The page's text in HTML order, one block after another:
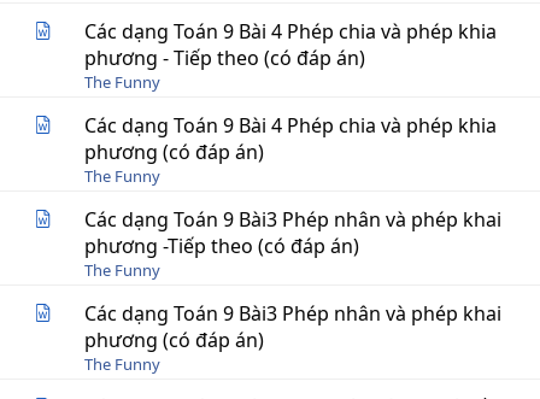
Các dạng Toán 9 Bài 4 Phép chia và phép khia
phương - Tiếp theo (có đáp án)
The Funny
Các dạng Toán 9 Bài 4 Phép chia và phép khia
phương (có đáp án)
The Funny
Các dạng Toán 9 Bài3 Phép nhân và phép khai
phương -Tiếp theo (có đáp án)
The Funny
Các dạng Toán 9 Bài3 Phép nhân và phép khai
phương (có đáp án)
The Funny